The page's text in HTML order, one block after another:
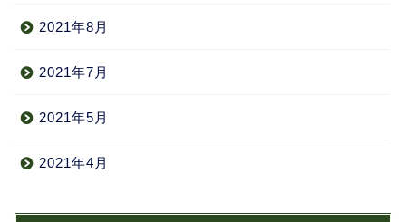
2021年8月
2021年7月
2021年5月
2021年4月